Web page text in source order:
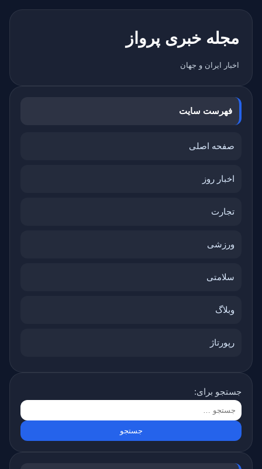
مجله خبری پرواز
اخبار ایران و جهان
فهرست سایت
صفحه اصلی
اخبار روز
تجارت
ورزشی
سلامتی
وبلاگ
رپورتاژ
جستجو برای: